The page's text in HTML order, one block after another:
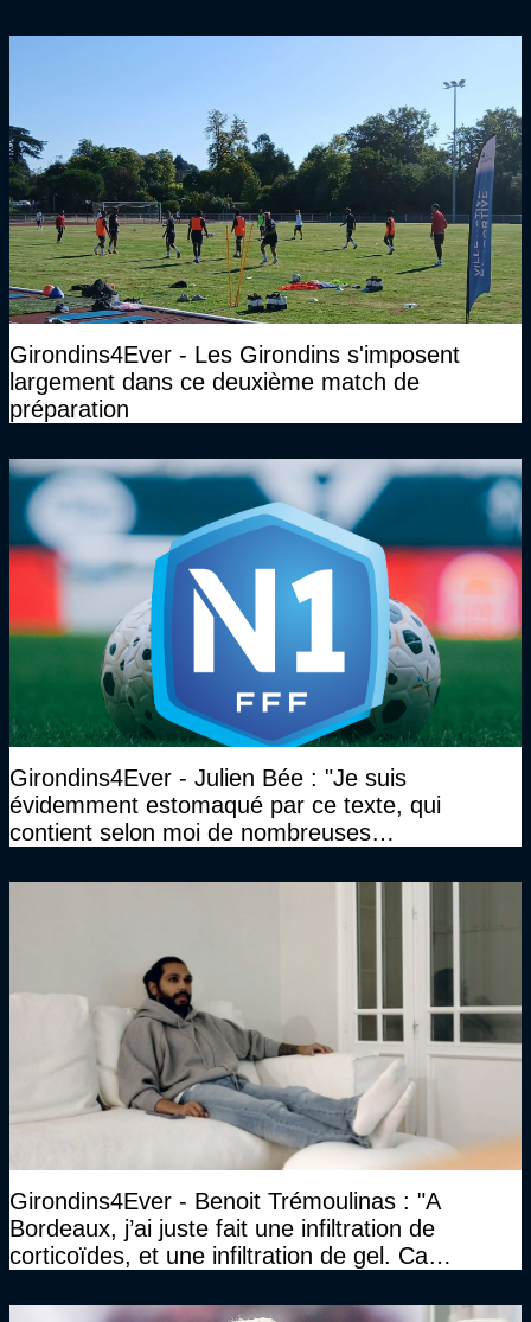
Girondins4Ever - Les Girondins s'imposent
largement dans ce deuxième match de
préparation
Girondins4Ever - Julien Bée : "Je suis
évidemment estomaqué par ce texte, qui
contient selon moi de nombreuses
plan juridique"
Girondins4Ever - Benoit Trémoulinas : "A
Bordeaux, j’ai juste fait une infiltration de
corticoïdes, et une infiltration de gel. Ca